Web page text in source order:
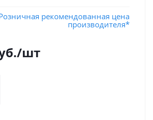
рекомендованная цена
производителя*
/шт